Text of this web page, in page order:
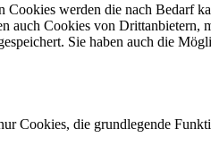
werden die nach Bedarf
auch Cookies von Drittanbietern,
Sie haben auch die
Cookies, die grundlegende